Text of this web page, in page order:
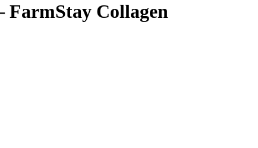
FarmStay Collagen